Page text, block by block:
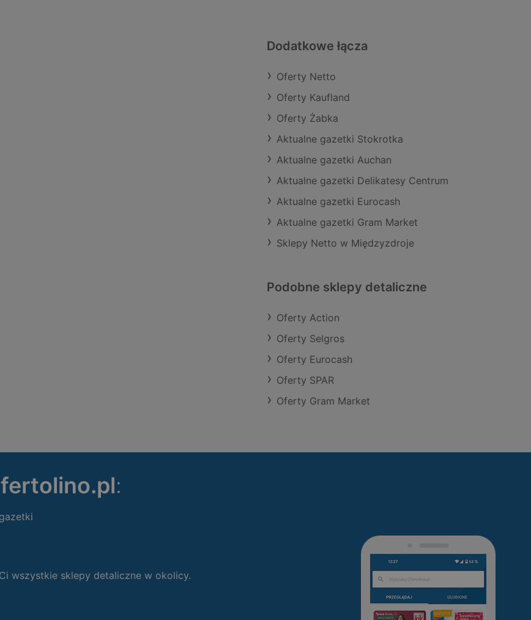
Dodatkowe łącza
Oferty Netto
Oferty Kaufland
Oferty Żabka
Aktualne gazetki Stokrotka
Aktualne gazetki Auchan
Aktualne gazetki Delikatesy Centrum
Aktualne gazetki Eurocash
Aktualne gazetki Gram Market
Sklepy Netto w Międzyzdroje
Podobne sklepy detaliczne
Oferty Action
Oferty Selgros
Oferty Eurocash
Oferty SPAR
Oferty Gram Market
:
wszystkie sklepy detaliczne w okolicy.